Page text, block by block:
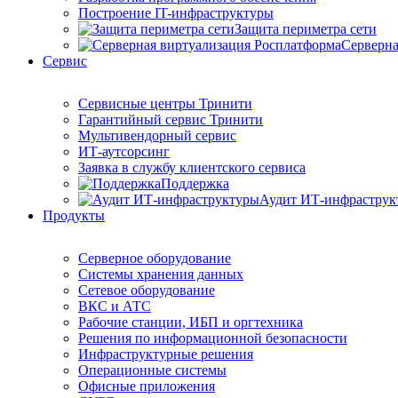
Построение IT-инфраструктуры
Защита периметра сети
Сервис
Сервисные центры Тринити
Гарантийный сервис Тринити
Мультивендорный сервис
ИТ-аутсорсинг
Заявка в службу клиентского сервиса
Поддержка
Аудит ИТ-
Продукты
Серверное оборудование
Системы хранения данных
Сетевое оборудование
ВКС и АТС
Рабочие станции, ИБП и оргтехника
Решения по информационной безопасности
Инфраструктурные решения
Операционные системы
Офисные приложения